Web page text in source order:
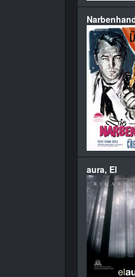
aura, El